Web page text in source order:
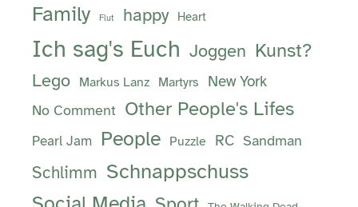
Family Flut happy Heart
Ich sag's Euch Joggen Kunst?
Lego Markus Lanz Martyrs New York
No Comment Other People's Lifes
Pearl Jam People Puzzle RC Sandman
Schlimm Schnappschuss